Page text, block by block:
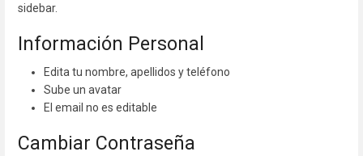
sidebar.
Información Personal
Edita tu nombre, apellidos y teléfono
Sube un avatar
El email no es editable
Cambiar Contraseña